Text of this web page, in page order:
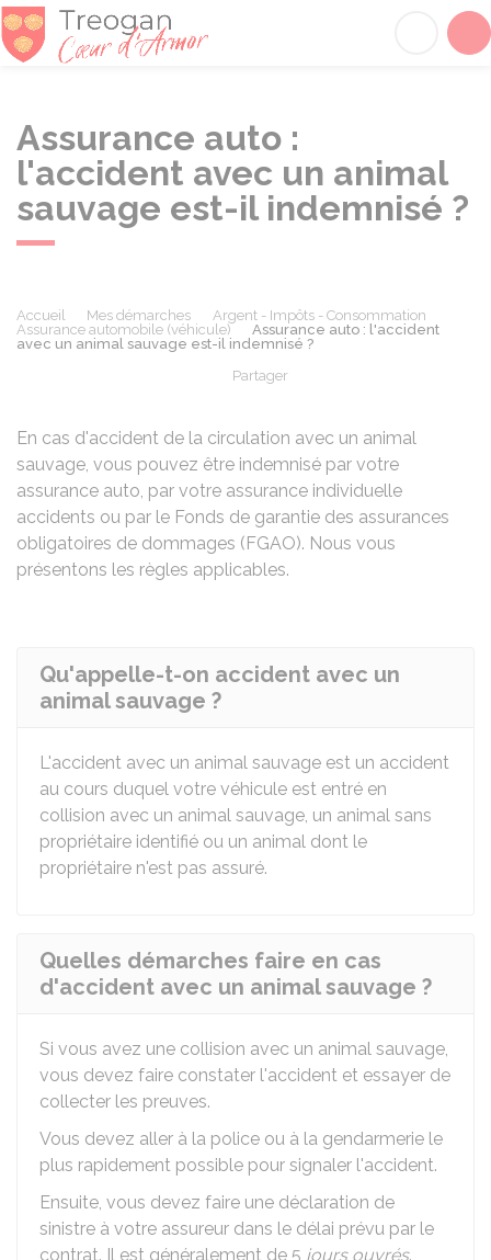
Assurance auto :
l'accident avec un animal
sauvage est-il indemnisé ?
Accueil Mes démarches
Argent - Impôts - Consommation
Assurance automobile (véhicule)
Assurance auto : l'accident
avec un animal sauvage est-il indemnisé ?
Partager
En cas d'accident de la circulation avec un animal
sauvage, vous pouvez être indemnisé par votre
assurance auto, par votre assurance individuelle
accidents ou par le Fonds de garantie des assurances
obligatoires de dommages (FGAO). Nous vous
présentons les règles applicables.
Qu'appelle-t-on accident avec un
animal sauvage ?
L'accident avec un animal sauvage est un accident
au cours duquel votre véhicule est entré en
collision avec un animal sauvage, un animal sans
propriétaire identifié ou un animal dont le
propriétaire n'est pas assuré.
Quelles démarches faire en cas
d'accident avec un animal sauvage ?
Si vous avez une collision avec un animal sauvage,
vous devez faire constater l'accident et essayer de
collecter les preuves.
Vous devez aller à la police ou à la gendarmerie le
plus rapidement possible pour signaler l'accident.
Ensuite, vous devez faire une déclaration de
sinistre à votre assureur dans le délai prévu par le
contrat. Il est généralement de 5 jours ouvrés.